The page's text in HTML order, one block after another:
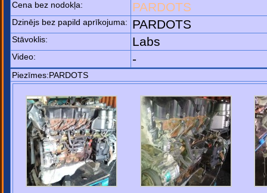
Cena bez nodokļa: PARDOTS
Dzinējs bez papild aprīkojuma: PARDOTS
Stāvoklis: Labs
Video: -
Piezīmes:PARDOTS